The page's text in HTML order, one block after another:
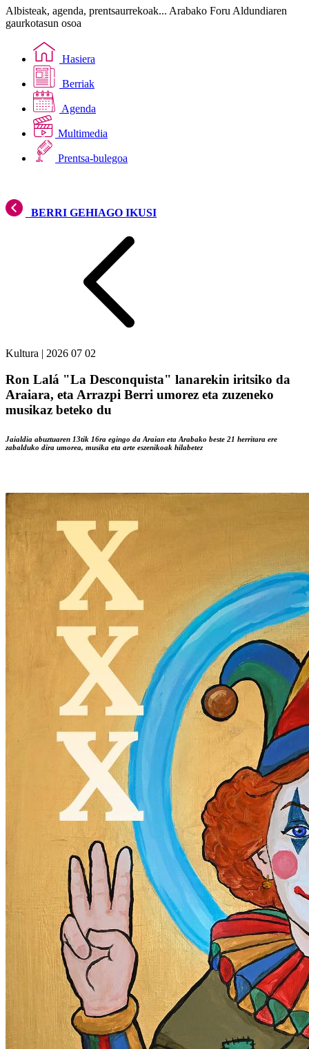
Albisteak, agenda, prentsaurrekoak... Arabako Foru Aldundiaren
gaurkotasun osoa
Hasiera
Berriak
Agenda
Multimedia
Prentsa-bulegoa
BERRI GEHIAGO IKUSI
Kultura | 2026 07 02
Ron Lalá "La Desconquista" lanarekin iritsiko da
Araiara, eta Arrazpi Berri umorez eta zuzeneko
musikaz beteko du
Jaialdia abuztuaren 13tik 16ra egingo da Araian eta Arabako beste 21 herritara ere
zabalduko dira umorea, musika eta arte eszenikoak hilabetez